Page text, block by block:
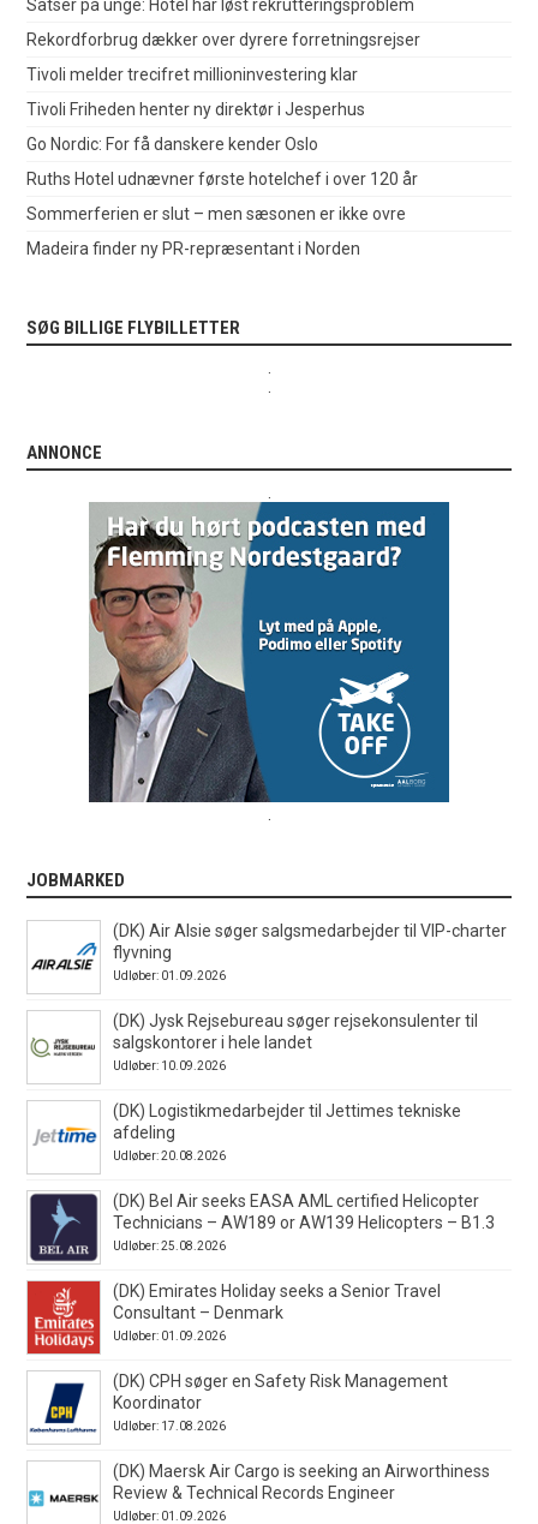
Satser på unge: Hotel har løst rekrutteringsproblem
Rekordforbrug dækker over dyrere forretningsrejser
Tivoli melder trecifret millioninvestering klar
Tivoli Friheden henter ny direktør i Jesperhus
Go Nordic: For få danskere kender Oslo
Ruths Hotel udnævner første hotelchef i over 120 år
Sommerferien er slut – men sæsonen er ikke ovre
Madeira finder ny PR-repræsentant i Norden
SØG BILLIGE FLYBILLETTER
ANNONCE
JOBMARKED
(DK) Air Alsie søger salgsmedarbejder til VIP-charter
flyvning
Udløber: 01.09.2026
(DK) Jysk Rejsebureau søger rejsekonsulenter til
salgskontorer i hele landet
Udløber: 10.09.2026
(DK) Logistikmedarbejder til Jettimes tekniske
afdeling
Udløber: 20.08.2026
(DK) Bel Air seeks EASA AML certified Helicopter
Technicians – AW189 or AW139 Helicopters – B1.3
Udløber: 25.08.2026
(DK) Emirates Holiday seeks a Senior Travel
Consultant – Denmark
Udløber: 01.09.2026
(DK) CPH søger en Safety Risk Management
Koordinator
Udløber: 17.08.2026
(DK) Maersk Air Cargo is seeking an Airworthiness
Review & Technical Records Engineer
Udløber: 01.09.2026